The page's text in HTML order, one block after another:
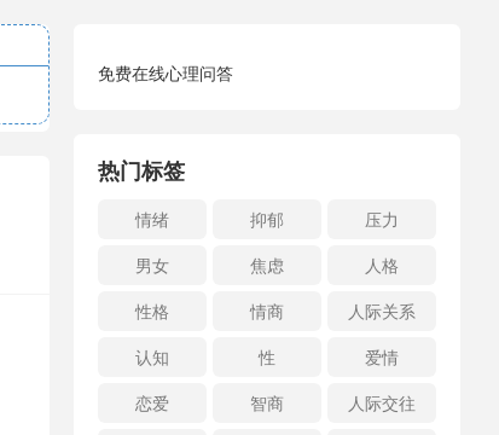
免费在线心理问答
热门标签
情绪 抑郁
压力
男女
焦虑
人格
性格
情商
人际关系
认知
性
爱情
恋爱
智商
人际交往